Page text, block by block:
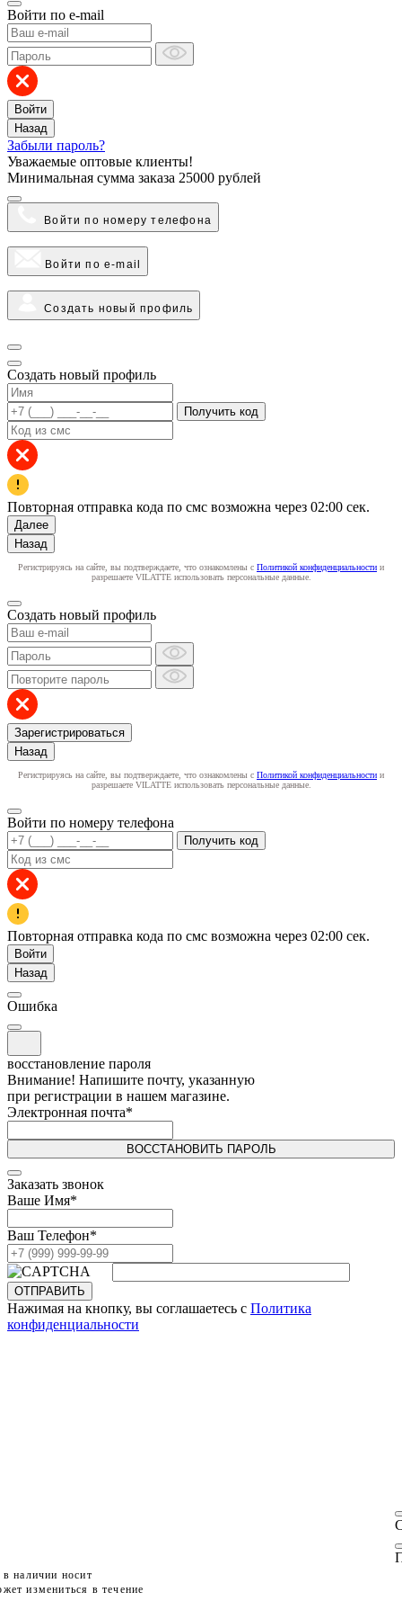
Войти по e-mail
Войти
Назад
Забыли пароль?
Уважаемые оптовые клиенты!
Минимальная сумма заказа 25000 рублей
Войти по номеру телефона
Войти по e-mail
Создать новый профиль
Создать новый профиль
Получить код
Повторная отправка кода по смс возможна через 02:00 сек.
Далее
Назад
Регистрируясь на сайте, вы подтверждаете, что ознакомлены с Политикой конфиденциальности и
разрешаете VILATTE использовать персональные данные.
Создать новый профиль
Зарегистрироваться
Назад
Регистрируясь на сайте, вы подтверждаете, что ознакомлены с Политикой конфиденциальности и
разрешаете VILATTE использовать персональные данные.
Войти по номеру телефона
Получить код
Повторная отправка кода по смс возможна через 02:00 сек.
Войти
Назад
Ошибка
восстановление пароля
Внимание! Напишите почту, указанную
при регистрации в нашем магазине.
Электронная почта*
ВОССТАНОВИТЬ ПАРОЛЬ
Заказать звонок
Ваше Имя*
Ваш Телефон*
ОТПРАВИТЬ
Нажимая на кнопку, вы соглашаетесь с Политика
конфиденциальности
наличии носит
измениться в течение